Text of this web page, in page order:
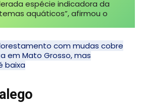
espécie indicadora da
aquáticos”, afirmou o
com mudas cobre
em Mato Grosso, mas
baixa